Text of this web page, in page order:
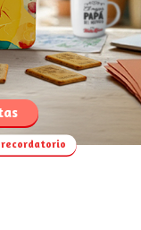
recordatorio